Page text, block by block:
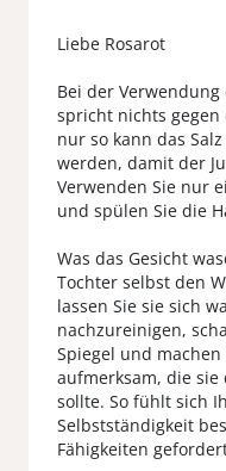
Liebe Rosarot
Bei der
spricht nichts gegen
nur so kann das
werden, damit der
Verwenden Sie nur
und spülen Sie die
Was das Gesicht
Tochter selbst den
lassen Sie sie sich
nachzureinigen,
Spiegel und
aufmerksam, die
sollte. So fühlt sich
Selbstständigkeit
Fähigkeiten